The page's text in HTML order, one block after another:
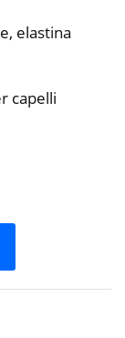
elastina
capelli